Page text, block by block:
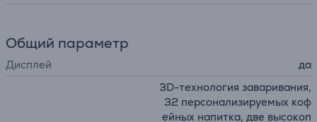
Общий параметр
Дисплей да
3D-технология заваривания,
32 персонализируемых коф
ейных напитка, две высокоп